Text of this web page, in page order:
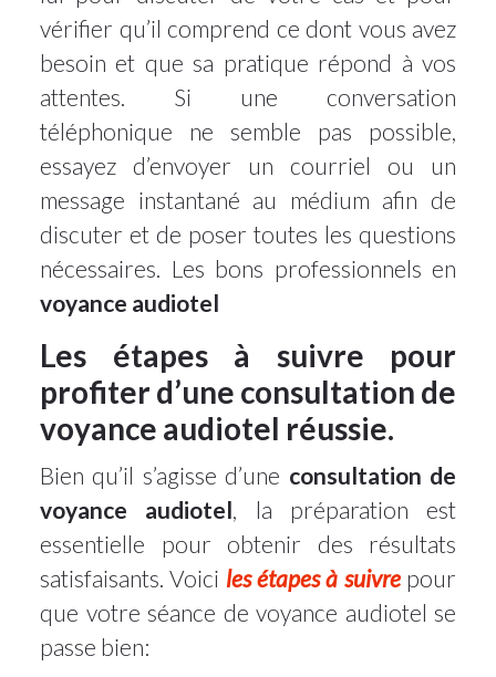
vérifier qu’il comprend ce dont vous avez
besoin et que sa pratique répond à vos
attentes. Si une conversation
téléphonique ne semble pas possible,
essayez d’envoyer un courriel ou un
message instantané au médium afin de
discuter et de poser toutes les questions
nécessaires. Les bons professionnels en
voyance audiotel
Les étapes à suivre pour
profiter d’une consultation de
voyance audiotel réussie.
Bien qu’il s’agisse d’une consultation de
voyance audiotel , la préparation est
essentielle pour obtenir des résultats
satisfaisants. Voici les étapes à suivrepour
que votre séance de voyance audiotel se
passe bien: